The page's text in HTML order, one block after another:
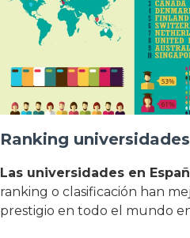
Ranking
Las universidades en
ranking o clasificación han
prestigio en todo el mundo